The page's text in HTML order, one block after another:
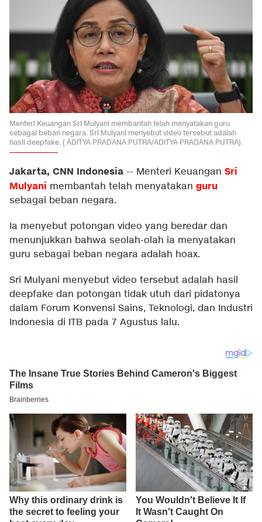
Menteri Keuangan Sri Mulyani membantah telah menyatakan guru
sebagai beban negara. Sri Mulyani menyebut video tersebut adalah
hasil deepfake. ( ADITYA PRADANA PUTRA/ADITYA PRADANA PUTRA).
Jakarta, CNN Indonesia -- Menteri Keuangan Sri
Mulyani membantah telah menyatakan guru
sebagai beban negara.
Ia menyebut potongan video yang beredar dan
menunjukkan bahwa seolah-olah ia menyatakan
guru sebagai beban negara adalah hoax.
Sri Mulyani menyebut video tersebut adalah hasil
deepfake dan potongan tidak utuh dari pidatonya
dalam Forum Konvensi Sains, Teknologi, dan Industri
Indonesia di ITB pada 7 Agustus lalu.